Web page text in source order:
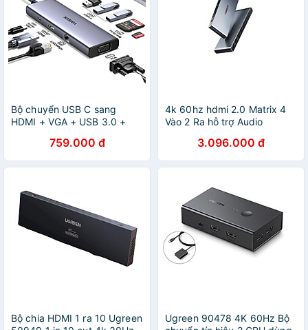
Bộ chuyển USB C sang
HDMI + VGA + USB 3.0 +
PD Power 100W Ugreen
15600 - Hàng Chính Hãng
759.000 đ
4k 60hz hdmi 2.0 Matrix 4
Vào 2 Ra hỗ trợ Audio
Ugreen 70435 CM288 Hàng
Chính Hãng
3.096.000 đ
Bộ chia HDMI 1 ra 10 Ugreen
Ugreen 90478 4K 60Hz Bộ